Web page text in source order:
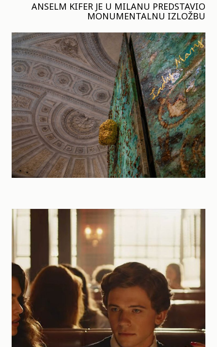
ANSELM KIFER JE U MILANU PREDSTAVIO
MONUMENTALNU IZLOŽBU